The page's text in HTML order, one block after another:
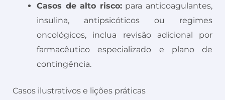
Casos de alto risco:para anticoagulantes,
insulina, antipsicóticos ou regimes
oncológicos, inclua revisão adicional por
farmacêutico especializado e plano de
contingência.
Casos ilustrativos e lições práticas